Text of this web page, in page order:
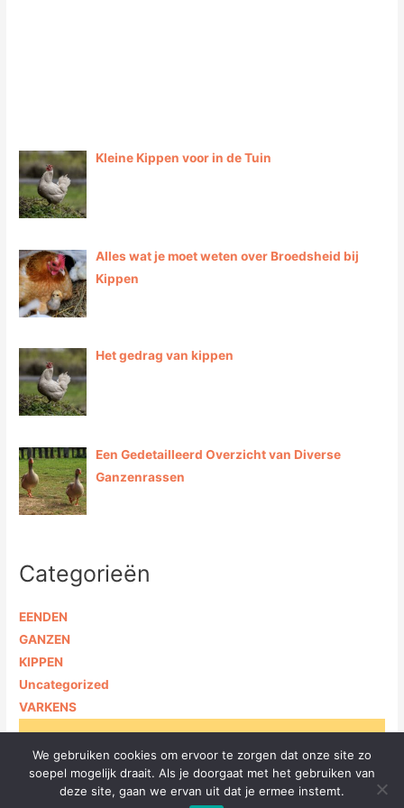
Kleine Kippen voor in de Tuin
Alles wat je moet weten over Broedsheid bij
Kippen
Het gedrag van kippen
Een Gedetailleerd Overzicht van Diverse
Ganzenrassen
Categorieën
EENDEN
GANZEN
KIPPEN
Uncategorized
VARKENS
Copyright © 2026 Alles over dieren in en om het huis |
Powered by [VE media] |Privacybeleid
We gebruiken cookies om ervoor te zorgen dat onze site zo
soepel mogelijk draait. Als je doorgaat met het gebruiken van
deze site, gaan we ervan uit dat je ermee instemt.